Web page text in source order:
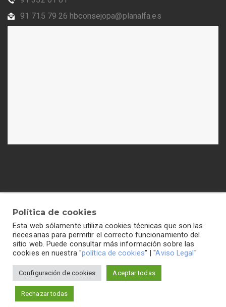
91 715 79 26 hbconsejopa@planalfa.es
Política de cookies-Política de privacidad-Aviso legal
Colegio Hogar del Buen Consejo©2026 Todos los
Política de cookies
Esta web sólamente utiliza cookies técnicas que son las
necesarias para permitir el correcto funcionamiento del
sitio web. Puede consultar más información sobre las
cookies en nuestra "política de cookies" | "Aviso Legal"
Configuración de cookies Aceptar todas
Rechazar todas